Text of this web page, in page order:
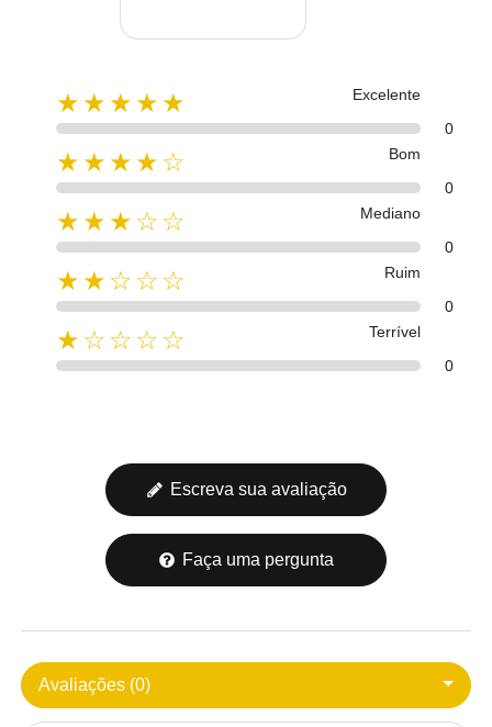
★★★★★
Excelente
0
★★★★☆
Bom
0
★★★☆☆
Mediano
0
★★☆☆☆
Ruim
0
★☆☆☆☆
Terrível
0
Escreva sua avaliação
Faça uma pergunta
Avaliações (0)